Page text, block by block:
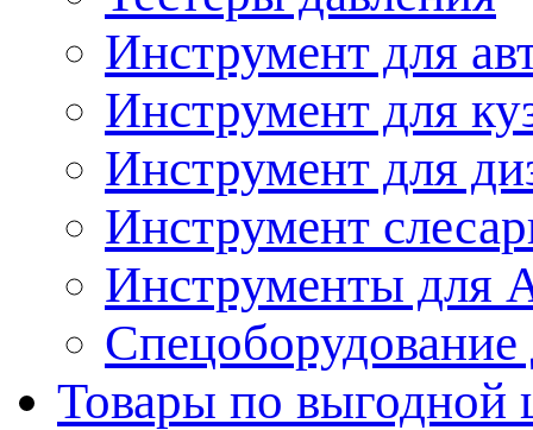
Инструмент для
Инструмент для
Инструмент для
Инструмент
Инструменты
Спецоборудование
Товары по выгодной